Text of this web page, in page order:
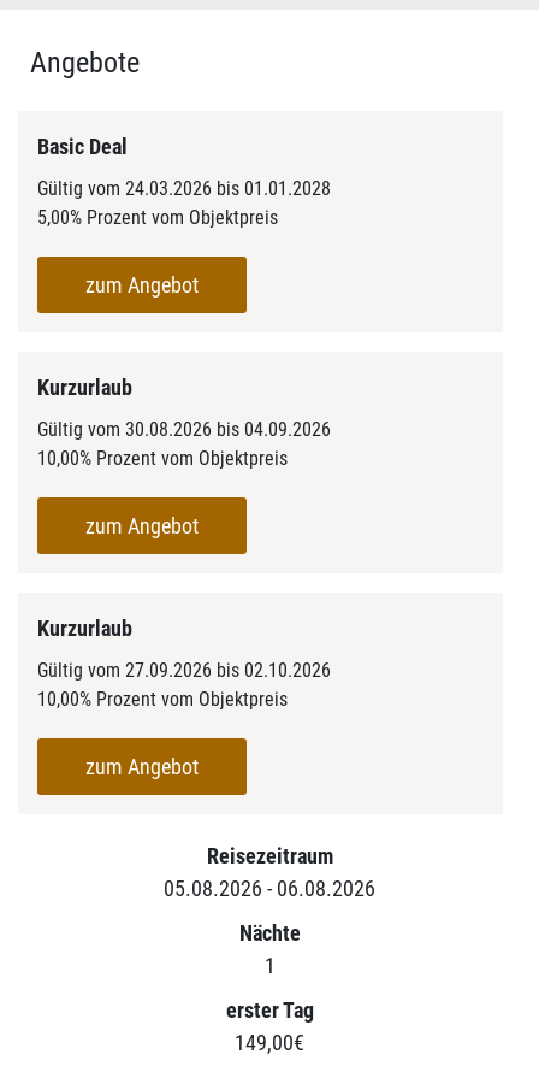
Angebote
Basic Deal
Gültig vom 24.03.2026 bis 01.01.2028
5,00% Prozent vom Objektpreis
zum Angebot
Kurzurlaub
Gültig vom 30.08.2026 bis 04.09.2026
10,00% Prozent vom Objektpreis
zum Angebot
Kurzurlaub
Gültig vom 27.09.2026 bis 02.10.2026
10,00% Prozent vom Objektpreis
zum Angebot
Reisezeitraum
05.08.2026 - 06.08.2026
Nächte
1
erster Tag
149,00€